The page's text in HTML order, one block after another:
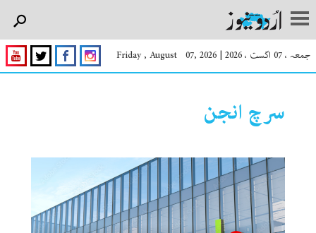
جمعہ ، 07 اگست ، 2026 |
Friday , August 07, 2026
سرچ انجن